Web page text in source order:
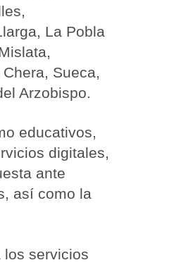
La Pobla
Sueca,
Arzobispo.
educativos,
digitales,
ante
así como la
los servicios